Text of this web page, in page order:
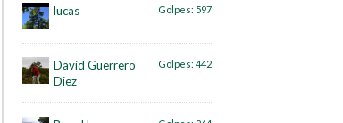
lucas Golpes: 597
David Guerrero
Diez
Golpes: 442